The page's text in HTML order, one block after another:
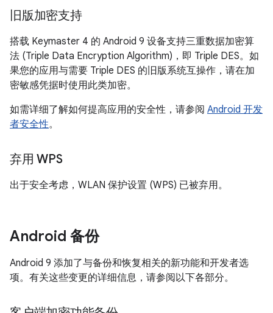
旧版加密支持
搭载 Keymaster 4 的 Android 9 设备支持三重数据加密算
法 (Triple Data Encryption Algorithm)，即 Triple DES。如
果您的应用与需要 Triple DES 的旧版系统互操作，请在加
密敏感凭据时使用此类加密。
如需详细了解如何提高应用的安全性，请参阅 Android 开发
者安全性。
弃用 WPS
出于安全考虑，WLAN 保护设置 (WPS) 已被弃用。
Android 备份
Android 9 添加了与备份和恢复相关的新功能和开发者选
项。有关这些变更的详细信息，请参阅以下各部分。